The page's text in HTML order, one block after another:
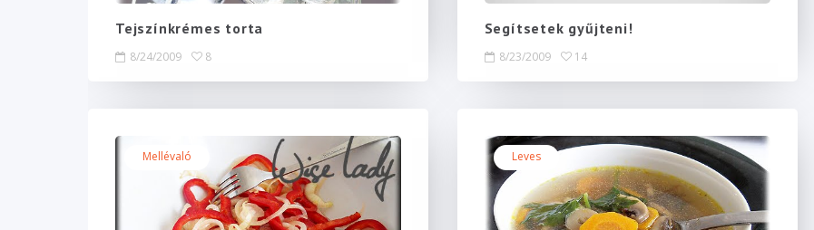
Tejszínkrémes torta
8/24/2009 8
Segítsetek gyűjteni!
8/23/2009 14
Mellévaló Leves